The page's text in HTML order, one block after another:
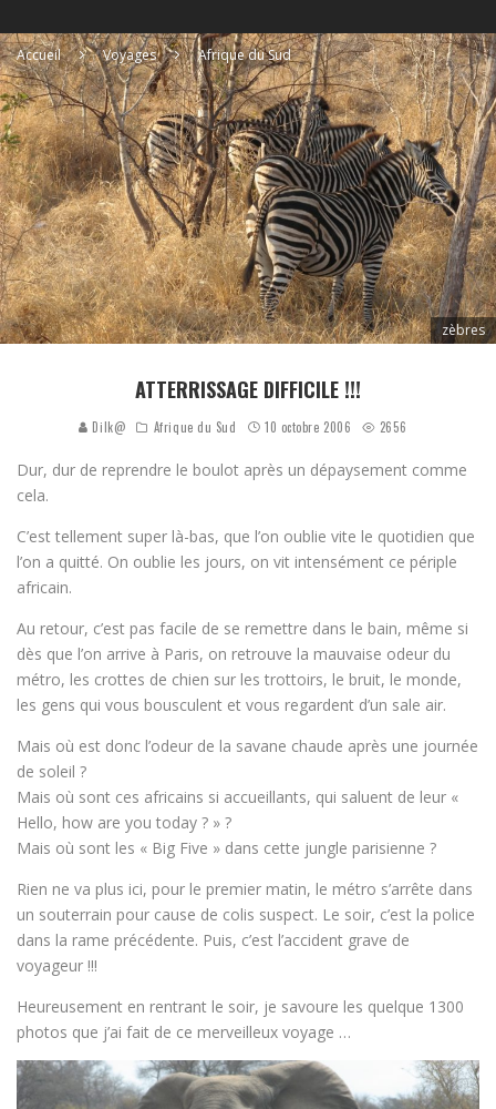
Accueil Voyages Afrique du Sud
zèbres
ATTERRISSAGE DIFFICILE !!!
Dilk@ Afrique du Sud 10 octobre 2006 2656
Dur, dur de reprendre le boulot après un dépaysement comme
cela.
C’est tellement super là-bas, que l’on oublie vite le quotidien que
l’on a quitté. On oublie les jours, on vit intensément ce périple
africain.
Au retour, c’est pas facile de se remettre dans le bain, même si
dès que l’on arrive à Paris, on retrouve la mauvaise odeur du
métro, les crottes de chien sur les trottoirs, le bruit, le monde,
les gens qui vous bousculent et vous regardent d’un sale air.
Mais où est donc l’odeur de la savane chaude après une journée
de soleil ?
Mais où sont ces africains si accueillants, qui saluent de leur «
Hello, how are you today ? » ?
Mais où sont les « Big Five » dans cette jungle parisienne ?
Rien ne va plus ici, pour le premier matin, le métro s’arrête dans
un souterrain pour cause de colis suspect. Le soir, c’est la police
dans la rame précédente. Puis, c’est l’accident grave de
voyageur !!!
Heureusement en rentrant le soir, je savoure les quelque 1300
photos que j’ai fait de ce merveilleux voyage …